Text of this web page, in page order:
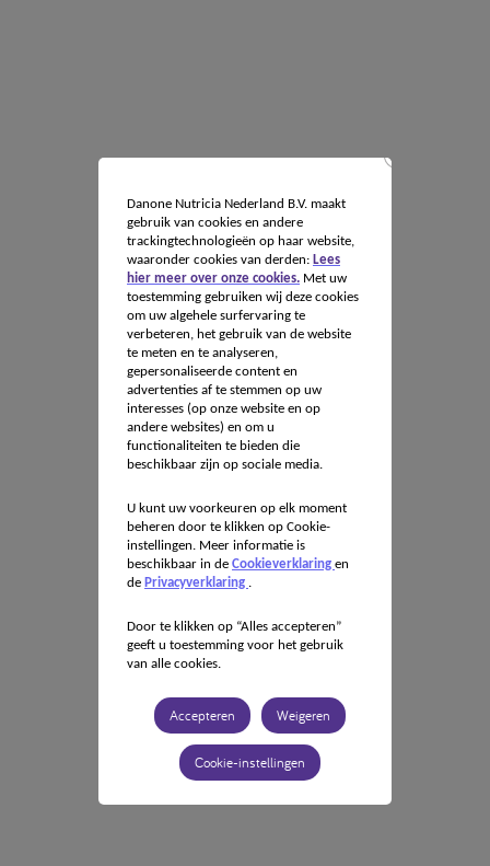
Danone Nutricia Nederland B.V. maakt
gebruik van cookies en andere
trackingtechnologieën op haar website,
waaronder cookies van derden: Lees
hier meer over onze cookies.Met uw
toestemming gebruiken wij deze cookies
om uw algehele surfervaring te
verbeteren, het gebruik van de website
te meten en te analyseren,
gepersonaliseerde content en
advertenties af te stemmen op uw
interesses (op onze website en op
andere websites) en om u
functionaliteiten te bieden die
beschikbaar zijn op sociale media.
U kunt uw voorkeuren op elk moment
beheren door te klikken op Cookie-
instellingen. Meer informatie is
beschikbaar in de Cookieverklaring en
de Privacyverklaring .
Door te klikken op “Alles accepteren”
geeft u toestemming voor het gebruik
van alle cookies.
Accepteren Weigeren
Cookie-instellingen